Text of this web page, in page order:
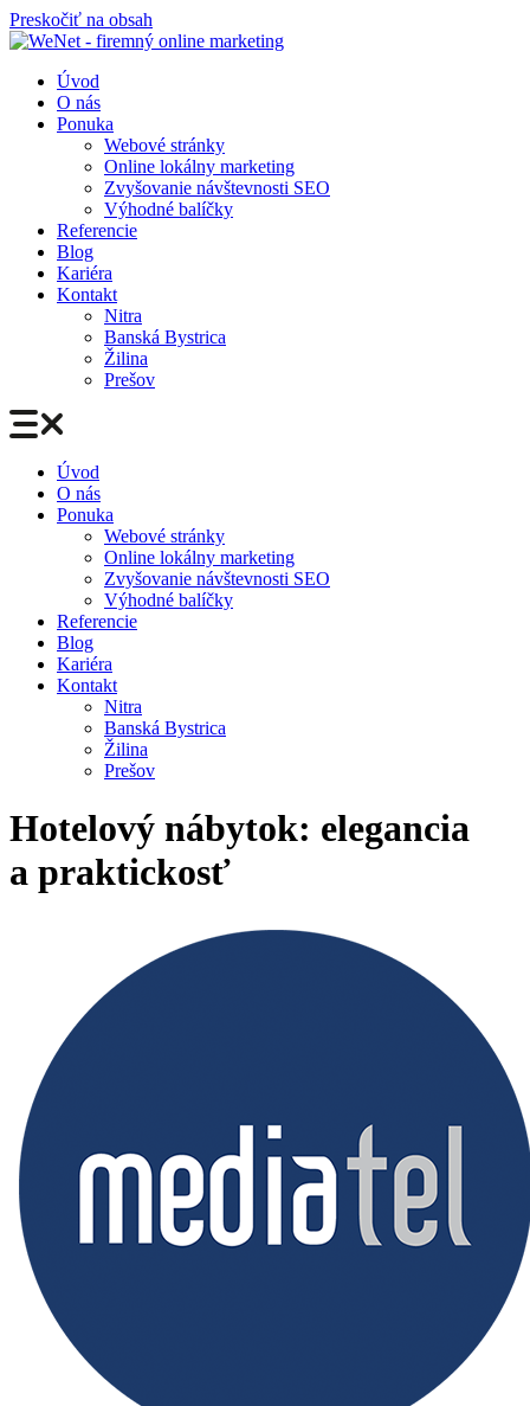
Preskočiť na obsah
Úvod
O nás
Ponuka
Webové stránky
Online lokálny marketing
Zvyšovanie návštevnosti SEO
Výhodné balíčky
Referencie
Blog
Kariéra
Kontakt
Nitra
Banská Bystrica
Žilina
Prešov
Úvod
O nás
Ponuka
Webové stránky
Online lokálny marketing
Zvyšovanie návštevnosti SEO
Výhodné balíčky
Referencie
Blog
Kariéra
Kontakt
Nitra
Banská Bystrica
Žilina
Prešov
Hotelový nábytok: elegancia
a praktickosť